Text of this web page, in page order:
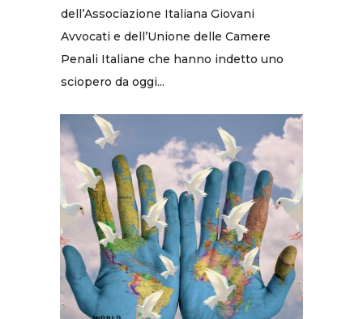
dell’Associazione Italiana Giovani
Avvocati e dell’Unione delle Camere
Penali Italiane che hanno indetto uno
sciopero da oggi...